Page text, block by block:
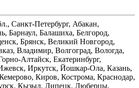
Санкт-Петербург, Абакан,
Барнаул, Балашиха, Белгород,
Брянск, Великий Новгород,
Владимир, Волгоград, Вологда,
Алтайск, Екатеринбург,
Иркутск, Йошкар-Ола, Казань,
Киров, Кострома, Краснодар,
Кызыл, Липецк, Люберцы,